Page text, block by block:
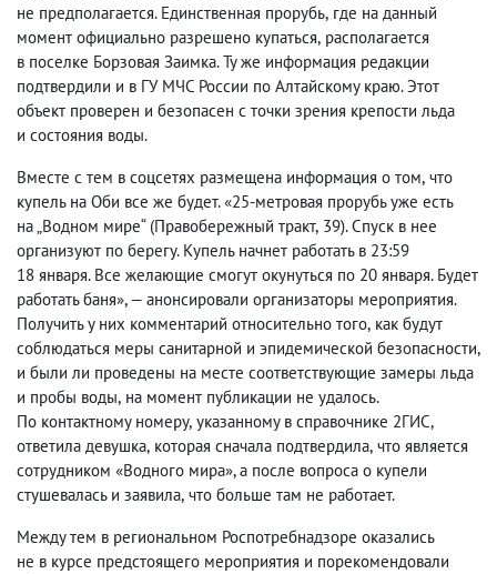
не предполагается. Единственная прорубь, где на данный
момент официально разрешено купаться, располагается
в поселке Борзовая Заимка. Ту же информация редакции
подтвердили и в ГУ МЧС России по Алтайскому краю. Этот
объект проверен и безопасен с точки зрения крепости льда
и состояния воды.
Вместе с тем в соцсетях размещена информация о том, что
купель на Оби все же будет. «25-метровая прорубь уже есть
на „Водном мире“ (Правобережный тракт, 39). Спуск в нее
организуют по берегу. Купель начнет работать в 23:59
18 января. Все желающие смогут окунуться по 20 января. Будет
работать баня», — анонсировали организаторы мероприятия.
Получить у них комментарий относительно того, как будут
соблюдаться меры санитарной и эпидемической безопасности,
и были ли проведены на месте соответствующие замеры льда
и пробы воды, на момент публикации не удалось.
По контактному номеру, указанному в справочнике 2ГИС,
ответила девушка, которая сначала подтвердила, что является
сотрудником «Водного мира», а после вопроса о купели
стушевалась и заявила, что больше там не работает.
Между тем в региональном Роспотребнадзоре оказались
не в курсе предстоящего мероприятия и порекомендовали